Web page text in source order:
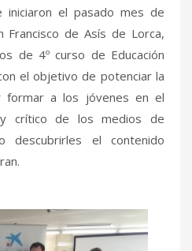
el pasado mes de
Francisco de Asís de Lorca,
de 4º curso de Educación
el objetivo de potenciar la
formar a los jóvenes en el
y crítico de los medios de
descubrirles el contenido